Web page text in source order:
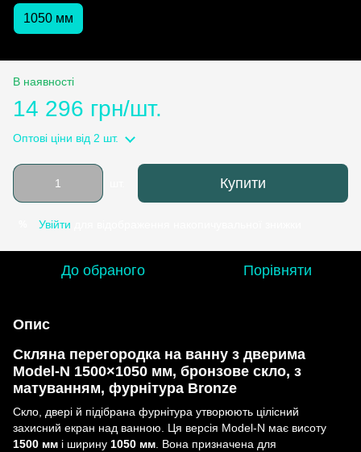
1050 мм
В наявності
14 296 грн/шт.
Оптові ціни від 2 шт.
Купити
Увійти
До обраного Порівняти
Опис
Скляна перегородка на ванну з дверима
Model-N 1500×1050 мм, бронзове скло, з
матуванням, фурнітура Bronze
Скло, двері й підібрана фурнітура утворюють цілісний
захисний екран над ванною. Ця версія Model-N має висоту
1500 мм і ширину 1050 мм. Вона призначена для